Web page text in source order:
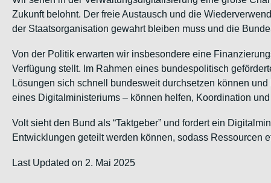
Zukunft belohnt. Der freie Austausch und die
der Staatsorganisation gewahrt bleiben muss und die
Von der Politik erwarten wir insbesondere eine
Verfügung stellt. Im Rahmen eines bundespolitisch
Lösungen sich schnell bundesweit durchsetzen können
eines Digitalministeriums – können helfen, Koordination
Volt sieht den Bund als “Taktgeber” und fordert ein
Entwicklungen geteilt werden können, sodass Ressourcen
Last Updated on 2. Mai 2025